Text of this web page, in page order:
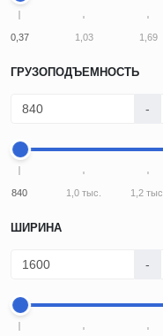
0,37 1,03 1,69
ГРУЗОПОДЪЕМНОСТЬ
-
840 1,0 тыс. 1,2 тыс.
ШИРИНА
-